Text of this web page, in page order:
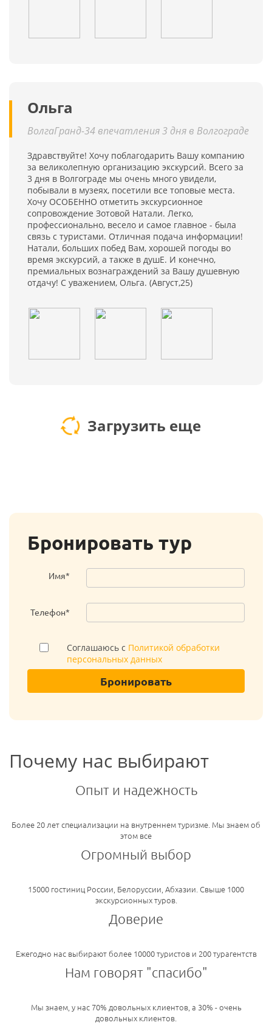
Ольга
ВолгаГранд-34 впечатления 3 дня в Волгограде
Здравствуйте! Хочу поблагодарить Вашу компанию
за великолепную организацию экскурсий. Всего за
3 дня в Волгограде мы очень много увидели,
побывали в музеях, посетили все топовые места.
Хочу ОСОБЕННО отметить экскурсионное
сопровождение Зотовой Натали. Легко,
профессионально, весело и самое главное - была
связь с туристами. Отличная подача информации!
Натали, больших побед Вам, хорошей погоды во
время экскурсий, а также в душЕ. И конечно,
премиальных вознаграждений за Вашу душевную
отдачу! С уважением, Ольга. (Август,25)
Загрузить еще
Бронировать тур
Имя*
Телефон*
Соглашаюсь с Политикой обработки
персональных данных
Бронировать
Почему нас выбирают
Опыт и надежность
Более 20 лет специализации на внутреннем туризме. Мы знаем об
этом все
Огромный выбор
15000 гостиниц России, Белоруссии, Абхазии. Свыше 1000
экскурсионных туров.
Доверие
Ежегодно нас выбирают более 10000 туристов и 200 турагентств
Нам говорят "спасибо"
Мы знаем, у нас 70% довольных клиентов, а 30% - очень
довольных клиентов.